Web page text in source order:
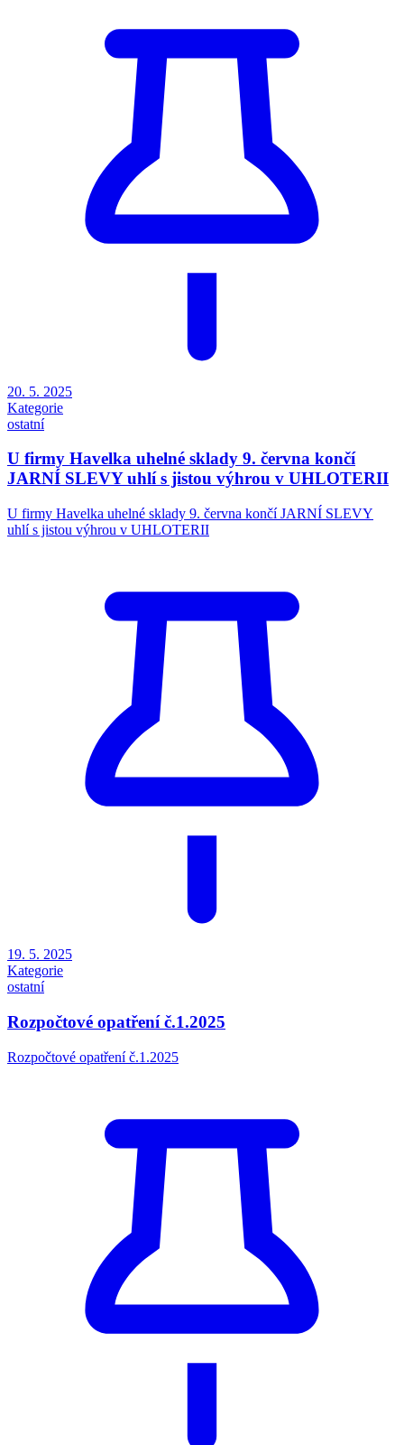
20. 5. 2025
Kategorie
ostatní
U firmy Havelka uhelné sklady 9. června končí
JARNÍ SLEVY uhlí s jistou výhrou v UHLOTERII
U firmy Havelka uhelné sklady 9. června končí JARNÍ SLEVY
uhlí s jistou výhrou v UHLOTERII
19. 5. 2025
Kategorie
ostatní
Rozpočtové opatření č.1.2025
Rozpočtové opatření č.1.2025